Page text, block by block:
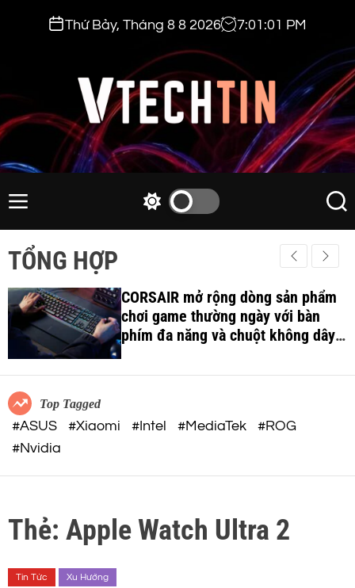
t
o
c
o
e
Thứ Bảy, Tháng 8 8 2026 7:01 :02 PM
v
c
h
t
i
n
.
c
m
M
e
w
h
c
o
o
d
S
e
a
r
h
TỔNG HỢP
CORSAIR mở rộng dòng sản phẩm
chơi game thường ngày với bàn
phím đa năng và chuột không dây
công thái học
Top Tagged
#ASUS #Xiaomi #Intel #MediaTek
#ROG
#Nvidia
Thẻ: Apple Watch Ultra 2
Tin Tức Xu Hướng